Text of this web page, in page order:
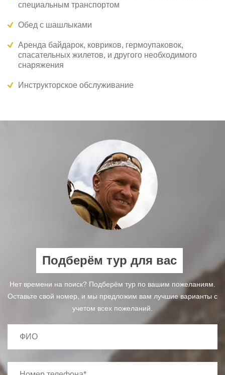
специальным транспортом
Обед с шашлыками
Аренда байдарок, ковриков, гермоупаковок,
спасательных жилетов, и другого необходимого
снаряжения
Инструкторское обслуживание
Подберём тур для вас
Нет времени на поиск? Подберём тур по вашим пожеланиям.
Оставьте свой номер, и мы предложим вам лучшие варианты с
учетом всех пожеланий.